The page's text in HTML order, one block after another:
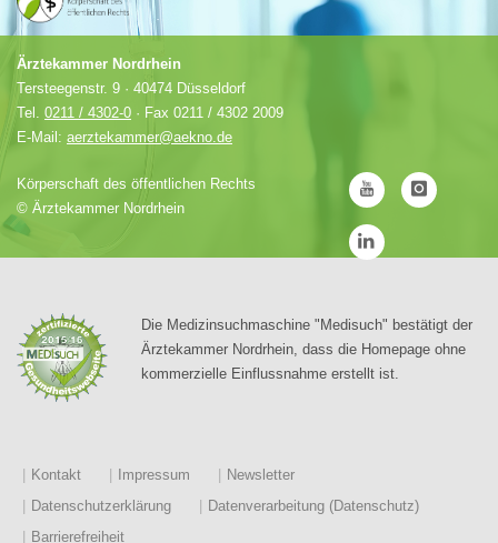
Ärztekammer Nordrhein
Tersteegenstr. 9 · 40474 Düsseldorf
Tel. 0211 / 4302-0 · Fax 0211 / 4302 2009
E-Mail: aerztekammer@aekno.de
Körperschaft des öffentlichen Rechts
© Ärztekammer Nordrhein
Die Medizinsuchmaschine "Medisuch" bestätigt der
Ärztekammer Nordrhein, dass die Homepage ohne
kommerzielle Einflussnahme erstellt ist.
Kontakt Impressum
Newsletter
Datenschutzerklärung
Datenverarbeitung (Datenschutz)
Barrierefreiheit